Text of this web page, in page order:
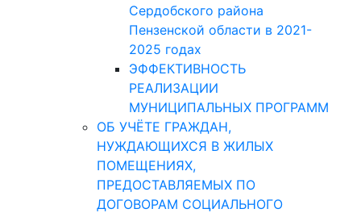
Сердобского района
Пензенской области в 2021-
2025 годах
ЭФФЕКТИВНОСТЬ
РЕАЛИЗАЦИИ
МУНИЦИПАЛЬНЫХ ПРОГРАММ
ОБ УЧЁТЕ ГРАЖДАН,
НУЖДАЮЩИХСЯ В ЖИЛЫХ
ПОМЕЩЕНИЯХ,
ПРЕДОСТАВЛЯЕМЫХ ПО
ДОГОВОРАМ СОЦИАЛЬНОГО